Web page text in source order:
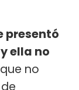
presentó
ella no
no